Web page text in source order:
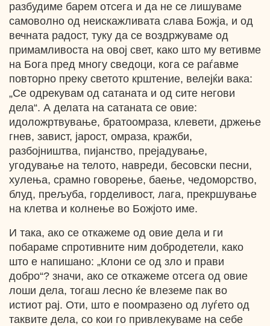
разбудиме барем отсега и да не се лишуваме
самоволно од неискажливата слава Божја, и од
вечната радост, туку да се воздржуваме од
примамливоста на овој свет, како што му ветивме
на Бога пред многу сведоци, кога се раѓавме
повторно преку светото крштение, велејќи вака:
„Се одрекувам од сатаната и од сите негови
дела“. А делата на сатаната се овие:
идоложртвување, братоомраза, клевети, држење
гнев, завист, јарост, омраза, кражби,
разбојништва, пијанство, прејадување,
угодување на телото, навреди, бесовски песни,
хулења, срамно говорење, баење, чедоморство,
блуд, прељуба, горделивост, лага, прекршување
на клетва и колнење во Божјото име.
И така, ако се откажеме од овие дела и ги
побараме спротивните ним добродетели, како
што е напишано: „Клони се од зло и прави
добро“? значи, ако се откажеме отсега од овие
лоши дела, тогаш лесно ќе влеземе пак во
истиот рај. Оти, што е поомразено од луѓето од
таквите дела, со кои го привлекуваме на себе